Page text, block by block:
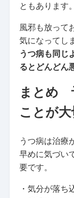
ともあります。
風邪も放って
気になってし
うつ病も同じ
るとどんどん
まとめ
ことが大
うつ病は治療
早めに気づい
要です。
・気分が落ち